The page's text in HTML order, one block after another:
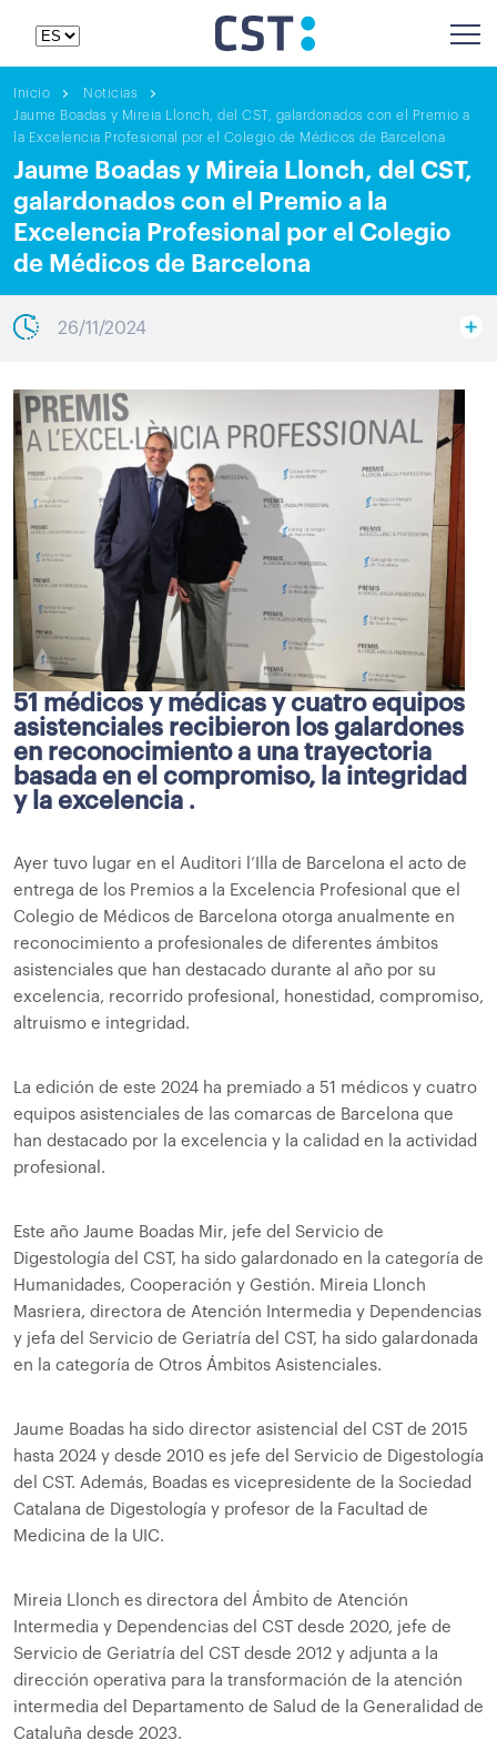
Inicio
Noticias
Jaume Boadas y Mireia Llonch, del CST, galardonados con el Premio a
la Excelencia Profesional por el Colegio de Médicos de Barcelona
Jaume Boadas y Mireia Llonch, del CST,
galardonados con el Premio a la
Excelencia Profesional por el Colegio
de Médicos de Barcelona
26/11/2024
51 médicos y médicas y cuatro equipos
asistenciales recibieron los galardones
en reconocimiento a una trayectoria
basada en el compromiso, la integridad
y la excelencia .
Ayer tuvo lugar en el Auditori l’Illa de Barcelona el acto de
entrega de los Premios a la Excelencia Profesional que el
Colegio de Médicos de Barcelona otorga anualmente en
reconocimiento a profesionales de diferentes ámbitos
asistenciales que han destacado durante al año por su
excelencia, recorrido profesional, honestidad, compromiso,
altruismo e integridad.
La edición de este 2024 ha premiado a 51 médicos y cuatro
equipos asistenciales de las comarcas de Barcelona que
han destacado por la excelencia y la calidad en la actividad
profesional.
Este año Jaume Boadas Mir, jefe del Servicio de
Digestología del CST, ha sido galardonado en la categoría de
Humanidades, Cooperación y Gestión. Mireia Llonch
Masriera, directora de Atención Intermedia y Dependencias
y jefa del Servicio de Geriatría del CST, ha sido galardonada
en la categoría de Otros Ámbitos Asistenciales.
Jaume Boadas ha sido director asistencial del CST de 2015
hasta 2024 y desde 2010 es jefe del Servicio de Digestología
del CST. Además, Boadas es vicepresidente de la Sociedad
Catalana de Digestología y profesor de la Facultad de
Medicina de la UIC.
Mireia Llonch es directora del Ámbito de Atención
Intermedia y Dependencias del CST desde 2020, jefe de
Servicio de Geriatría del CST desde 2012 y adjunta a la
dirección operativa para la transformación de la atención
intermedia del Departamento de Salud de la Generalidad de
Cataluña desde 2023.